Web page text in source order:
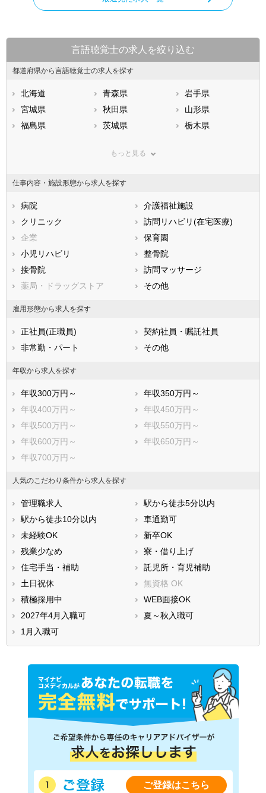
言語聴覚士の求人を絞り込む
都道府県から言語聴覚士の求人を探す
北海道 青森県
岩手県
宮城県
秋田県
山形県
福島県
茨城県
栃木県
神奈川県
石川県
福井県
静岡県
三重県
滋賀県
大阪府
兵庫県
鳥取県
広島県
徳島県
香川県
愛媛県
鹿児島県
もっと見る
仕事内容・施設形態から求人を探す
病院
介護福祉施設
クリニック
訪問リハビリ(在宅医療)
企業
保育園
小児リハビリ
整骨院
接骨院
訪問マッサージ
薬局・ドラッグストア
その他
雇用形態から求人を探す
正社員(正職員)
契約社員・嘱託社員
非常勤・パート
その他
年収から求人を探す
年収300万円～
年収350万円～
年収400万円～
年収450万円～
年収500万円～
年収550万円～
年収600万円～
年収650万円～
年収700万円～
人気のこだわり条件から求人を探す
管理職求人
駅から徒歩5分以内
駅から徒歩10分以内
車通勤可
未経験OK
新卒OK
残業少なめ
寮・借り上げ
住宅手当・補助
託児所・育児補助
土日祝休
無資格 OK
積極採用中
WEB面接OK
2027年4月入職可
夏～秋入職可
1月入職可
ご登録はこちら